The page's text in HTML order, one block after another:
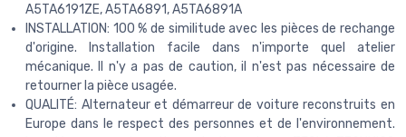
A5TA6191ZE, A5TA6891, A5TA6891A
INSTALLATION: 100 % de similitude avec les pièces de rechange
d'origine. Installation facile dans n'importe quel atelier
mécanique. Il n'y a pas de caution, il n'est pas nécessaire de
retourner la pièce usagée.
QUALITÉ: Alternateur et démarreur de voiture reconstruits en
Europe dans le respect des personnes et de l'environnement.